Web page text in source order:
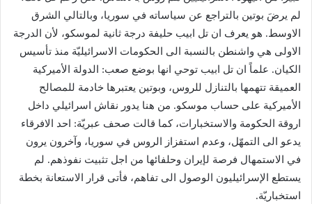
لم يرضَ بوتين بالتراجع عن سياساته في سوريا، وبالتالي الشرق
الاوسط. هو يعرف ان تل ابيب حليفة درجة ثانية لموسكو، لأن الدرجة
الاولى هي واشنطن بالنسبة الى الحكومات الاسرائيليّة منذ تأسيس
الكيان. علماً ان تل ابيب توحي انها بوضع صعب: الدولة الأميركية
العميقة تتهمها بالتنازل للروس، وبوتين يعتبرها خادمة للمصالح
الأميركية على حساب موسكو. من هنا يدور نقاش اسرائيلي داخل
اروقة الحكومة والاستخبارات، كما قالت صحف عبريّة: احد الافرقاء
يدعو الى التمهّل، وعدم استفزاز الروس في سوريا، وآخرون يرون
في الاستمهال فرصة ل​إيران​ وحلفائها من اجل تثبيت نفوذهم. لم
يستطع الإسرائيليون الوصول الى تفاهم، فأتى قرار الاستعانة بخطة
استخباريّة.